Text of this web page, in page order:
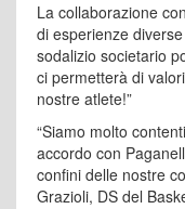
La collaborazione
di esperienze
sodalizio societario
ci permetterà di
nostre atlete!”
“Siamo molto
accordo con
confini delle nostre
Grazioli, DS del